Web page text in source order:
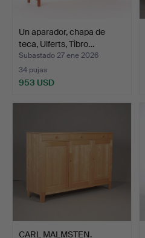
Un aparador, chapa de
teca, Ulferts, Tibro…
Subastado 27 ene 2026
34 pujas
953 USD
CARL MALMSTEN.